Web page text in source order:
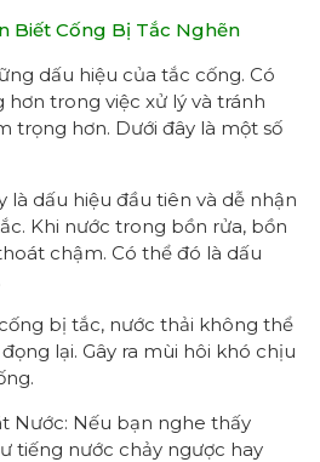
Biết Cống Bị Tắc Nghẽn
dấu hiệu của tắc cống. Có
trong việc xử lý và tránh
trọng hơn. Dưới đây là một số
là dấu hiệu đầu tiên và dễ nhận
Khi nước trong bồn rửa, bồn
chậm. Có thể đó là dấu
bị tắc, nước thải không thể
lại. Gây ra mùi hôi khó chịu
Nước: Nếu bạn nghe thấy
tiếng nước chảy ngược hay